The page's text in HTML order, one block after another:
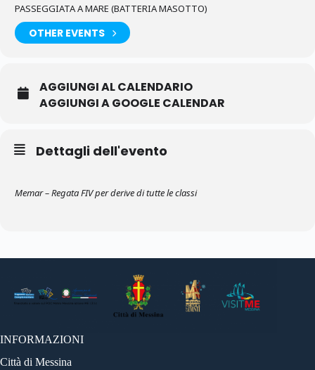
PASSEGGIATA A MARE (BATTERIA MASOTTO)
OTHER EVENTS
AGGIUNGI AL CALENDARIO
AGGIUNGI A GOOGLE CALENDAR
Dettagli dell'evento
Memar – Regata FIV per derive di tutte le classi
INFORMAZIONI
Città di Messina